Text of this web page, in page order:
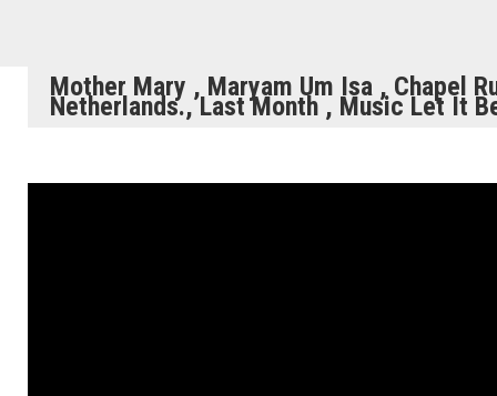
Mother Mary , Maryam Um Isa , Chapel
Netherlands., Last Month , Music Let It